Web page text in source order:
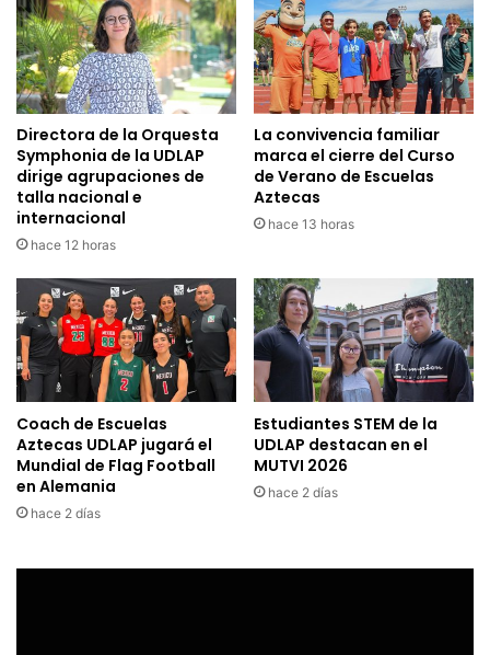
Directora de la Orquesta
Symphonia de la UDLAP
dirige agrupaciones de
talla nacional e
internacional
hace 12 horas
La convivencia familiar
marca el cierre del Curso
de Verano de Escuelas
Aztecas
hace 13 horas
Coach de Escuelas
Aztecas UDLAP jugará el
Mundial de Flag Football
en Alemania
hace 2 días
Estudiantes STEM de la
UDLAP destacan en el
MUTVI 2026
hace 2 días